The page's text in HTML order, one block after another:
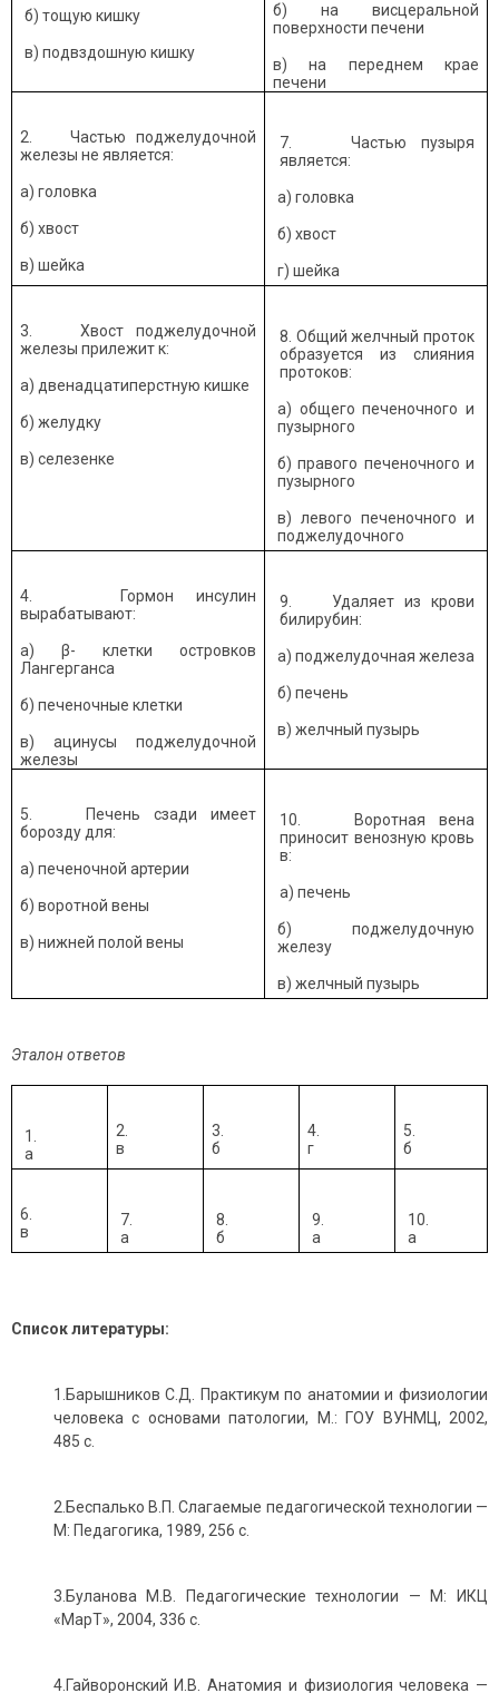
б) тощую кишку
в) подвздошную кишку
б) на висцеральной
поверхности печени
в) на переднем крае
печени
2. Частью поджелудочной
железы не является:
а) головка
б) хвост
в) шейка
7. Частью пузыря
является:
а) головка
б) хвост
г) шейка
3. Хвост поджелудочной
железы прилежит к:
а) двенадцатиперстную кишке
б) желудку
в) селезенке
8. Общий желчный проток
образуется из слияния
протоков:
а) общего печеночного и
пузырного
б) правого печеночного и
пузырного
в) левого печеночного и
поджелудочного
4. Гормон инсулин
вырабатывают:
а) β- клетки островков
Лангерганса
б) печеночные клетки
в) ацинусы поджелудочной
железы
9. Удаляет из крови
билирубин:
а) поджелудочная железа
б) печень
в) желчный пузырь
5. Печень сзади имеет
борозду для:
а) печеночной артерии
б) воротной вены
в) нижней полой вены
10. Воротная вена
приносит венозную кровь
в:
а) печень
б) поджелудочную
железу
в) желчный пузырь
Эталон ответов
1.
а
2.
в
3.
б
4.
г
5.
б
6.
в
7.
а
8.
б
9.
а
10.
а
Список литературы:
1.Барышников С.Д. Практикум по анатомии и физиологии
человека с основами патологии, М.: ГОУ ВУНМЦ, 2002,
485 с.
2.Беспалько В.П. Слагаемые педагогической технологии —
М: Педагогика, 1989, 256 с.
3.Буланова М.В. Педагогические технологии — М: ИКЦ
«МарТ», 2004, 336 с.
4.Гайворонский И.В. Анатомия и физиология человека —